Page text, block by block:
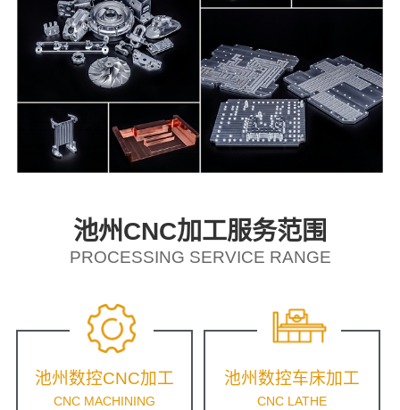
池州CNC加工服务范围
PROCESSING SERVICE RANGE
池州数控CNC加工
CNC MACHINING
池州数控车床加工
CNC LATHE